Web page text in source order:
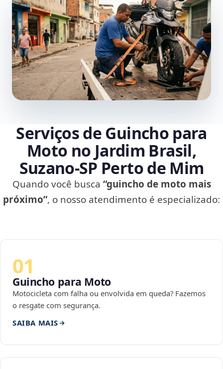
Serviços de Guincho para
Moto no Jardim Brasil,
Suzano‑SP Perto de Mim
Quando você busca “guincho de moto mais
próximo”, o nosso atendimento é especializado:
01
Guincho para Moto
Motocicleta com falha ou envolvida em queda? Fazemos
o resgate com segurança.
SAIBA MAIS